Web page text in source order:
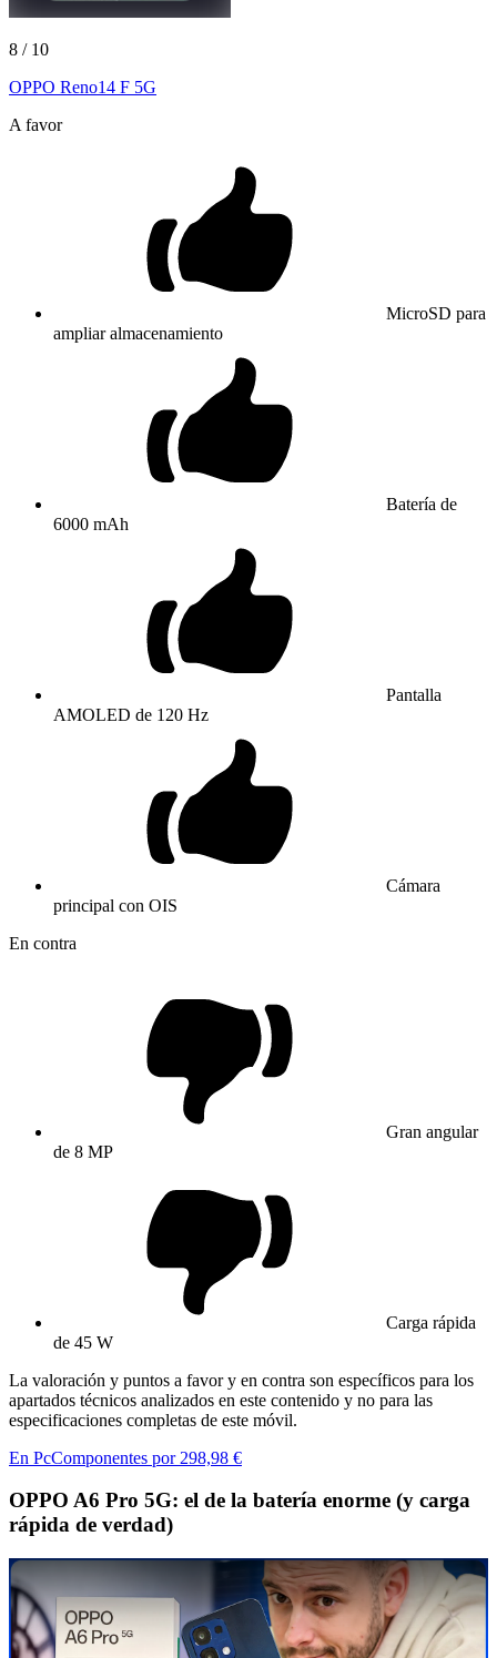
8 / 10
OPPO Reno14 F 5G
A favor
MicroSD para
ampliar almacenamiento
Batería de
6000 mAh
Pantalla
AMOLED de 120 Hz
Cámara
principal con OIS
En contra
Gran angular
de 8 MP
Carga rápida
de 45 W
La valoración y puntos a favor y en contra son específicos para los
apartados técnicos analizados en este contenido y no para las
especificaciones completas de este móvil.
En PcComponentes por 298,98 €
OPPO A6 Pro 5G: el de la batería enorme (y carga
rápida de verdad)